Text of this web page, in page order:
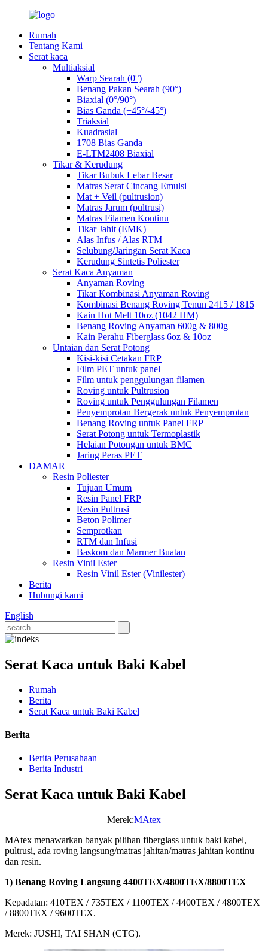
Rumah
Tentang Kami
Serat kaca
Multiaksial
Warp Searah (0°)
Benang Pakan Searah (90°)
Biaxial (0°/90°)
Bias Ganda (+45°/-45°)
Triaksial
Kuadrasial
1708 Bias Ganda
E-LTM2408 Biaxial
Tikar & Kerudung
Tikar Bubuk Lebar Besar
Matras Serat Cincang Emulsi
Mat + Veil (pultrusion)
Matras Jarum (pultrusi)
Matras Filamen Kontinu
Tikar Jahit (EMK)
Alas Infus / Alas RTM
Selubung/Jaringan Serat Kaca
Kerudung Sintetis Poliester
Serat Kaca Anyaman
Anyaman Roving
Tikar Kombinasi Anyaman Roving
Kombinasi Benang Roving Tenun 2415 / 1815
Kain Hot Melt 10oz (1042 HM)
Benang Roving Anyaman 600g & 800g
Kain Perahu Fiberglass 6oz & 10oz
Untaian dan Serat Potong
Kisi-kisi Cetakan FRP
Film PET untuk panel
Film untuk penggulungan filamen
Roving untuk Pultrusion
Roving untuk Penggulungan Filamen
Penyemprotan Bergerak untuk Penyemprotan
Benang Roving untuk Panel FRP
Serat Potong untuk Termoplastik
Helaian Potongan untuk BMC
Jaring Peras PET
DAMAR
Resin Poliester
Tujuan Umum
Resin Panel FRP
Resin Pultrusi
Beton Polimer
Semprotkan
RTM dan Infusi
Baskom dan Marmer Buatan
Resin Vinil Ester
Resin Vinil Ester (Vinilester)
Berita
Hubungi kami
English
Serat Kaca untuk Baki Kabel
Rumah
Berita
Serat Kaca untuk Baki Kabel
Berita
Berita Perusahaan
Berita Industri
Serat Kaca untuk Baki Kabel
Merek:MAtex
MAtex menawarkan banyak pilihan fiberglass untuk baki kabel,
pultrusi, ada roving langsung/matras jahitan/matras jahitan kontinu
dan resin.
1) Benang Roving Langsung 4400TEX/4800TEX/8800TEX
Kepadatan: 410TEX / 735TEX / 1100TEX / 4400TEX / 4800TEX
/ 8800TEX / 9600TEX.
Merek: JUSHI, TAI SHAN (CTG).